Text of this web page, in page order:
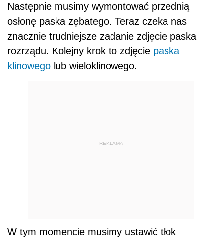
Następnie musimy wymontować przednią
osłonę paska zębatego. Teraz czeka nas
znacznie trudniejsze zadanie zdjęcie paska
rozrządu. Kolejny krok to zdjęcie paska
klinowego lub wieloklinowego.
REKLAMA
W tym momencie musimy ustawić tłok